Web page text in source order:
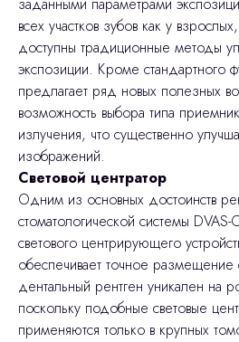
заданными параметрами
всех участков зубов как у
доступны традиционные методы
экспозиции. Кроме стандартного
предлагает ряд новых полезных
возможность выбора типа
излучения, что существенно
изображений.
Световой центратор
Одним из основных достоинств
стоматологической системы DVAS-
светового центрирующего
обеспечивает точное размещение
дентальный рентген уникален на
поскольку подобные световые
применяются только в крупных